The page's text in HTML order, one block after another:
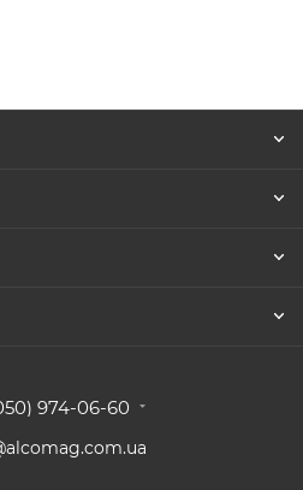
974-06-60